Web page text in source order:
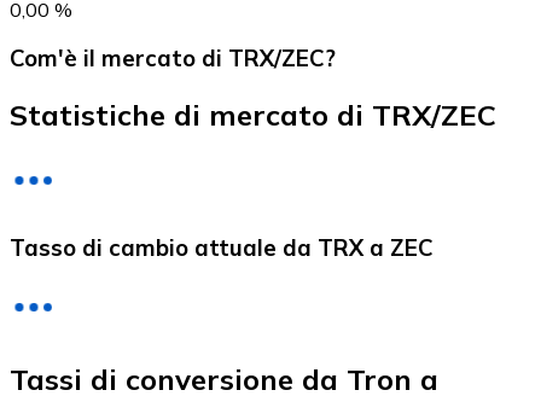
0,00 %
Com'è il mercato di TRX/ZEC?
Statistiche di mercato di TRX/ZEC
Tasso di cambio attuale da TRX a ZEC
Tassi di conversione da Tron a